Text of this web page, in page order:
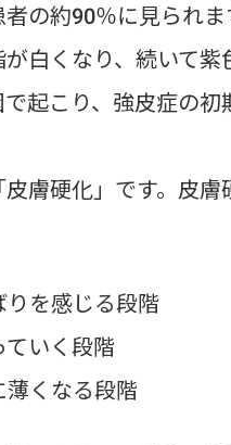
の約90％に見られ
白くなり、続いて
起こり、強皮症の初
膚硬化」です。皮
りを感じる段階
ていく段階
薄くなる段階